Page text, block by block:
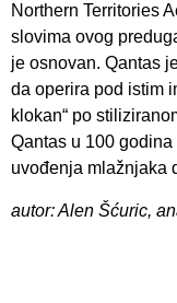
Northern Territories
slovima ovog
je osnovan. Qantas
da operira pod istim
klokan“ po
Qantas u 100
uvođenja mlažnjaka
autor: Alen Šćuric,